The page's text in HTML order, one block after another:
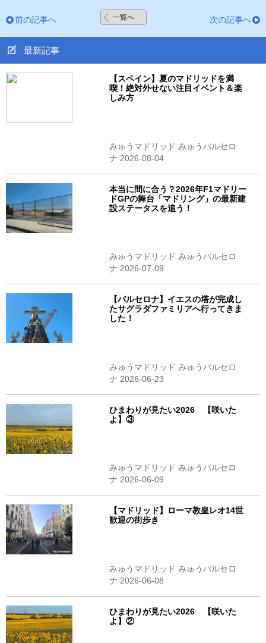
前の記事へ 一覧へ 次の記事へ
最新記事
【スペイン】夏のマドリッドを満
喫！絶対外せない注目イベント＆楽
しみ方
みゅうマドリッド みゅうバルセロ
ナ 2026-08-04
本当に間に合う？2026年F1マドリー
ドGPの舞台「マドリング」の最新建
設ステータスを追う！
みゅうマドリッド みゅうバルセロ
ナ 2026-07-09
【バルセロナ】イエスの塔が完成し
たサグラダファミリアへ行ってきま
した！
みゅうマドリッド みゅうバルセロ
ナ 2026-06-23
ひまわりが見たい2026 【咲いた
よ】③
みゅうマドリッド みゅうバルセロ
ナ 2026-06-09
【マドリッド】ローマ教皇レオ14世
歓迎の街歩き
みゅうマドリッド みゅうバルセロ
ナ 2026-06-08
ひまわりが見たい2026 【咲いた
よ】②